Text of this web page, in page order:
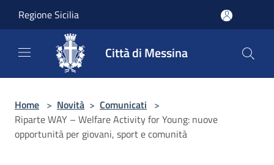
Regione Sicilia
Città di Messina
Home > Novità > Comunicati >
Riparte WAY – Welfare Activity for Young: nuove
opportunità per giovani, sport e comunità